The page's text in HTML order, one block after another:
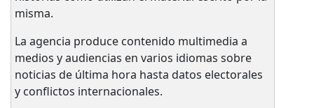
misma.
La agencia produce contenido multimedia a
medios y audiencias en varios idiomas sobre
noticias de última hora hasta datos electorales
y conflictos internacionales.